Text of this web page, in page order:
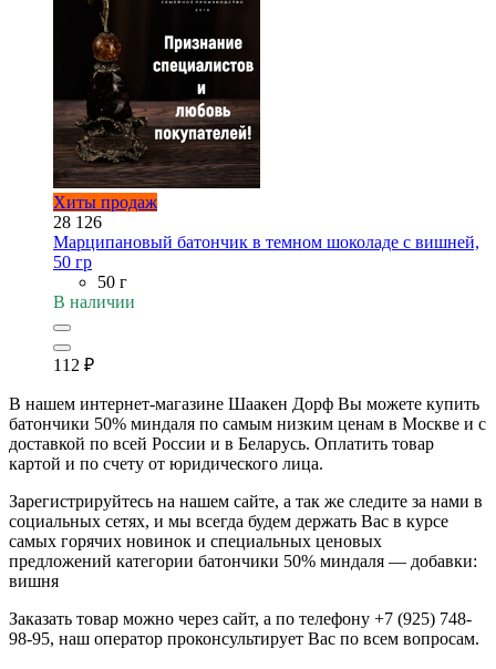
Хиты продаж
28 126
Марципановый батончик в темном шоколаде с вишней,
50 гр
50 г
В наличии
112 ₽
В нашем интернет-магазине Шаакен Дорф Вы можете купить
батончики 50% миндаля по самым низким ценам в Москве и с
доставкой по всей России и в Беларусь. Оплатить товар
картой и по счету от юридического лица.
Зарегистрируйтесь на нашем сайте, а так же следите за нами в
социальных сетях, и мы всегда будем держать Вас в курсе
самых горячих новинок и специальных ценовых
предложений категории батончики 50% миндаля — добавки:
вишня
Заказать товар можно через сайт, а по телефону +7 (925) 748-
98-95, наш оператор проконсультирует Вас по всем вопросам.